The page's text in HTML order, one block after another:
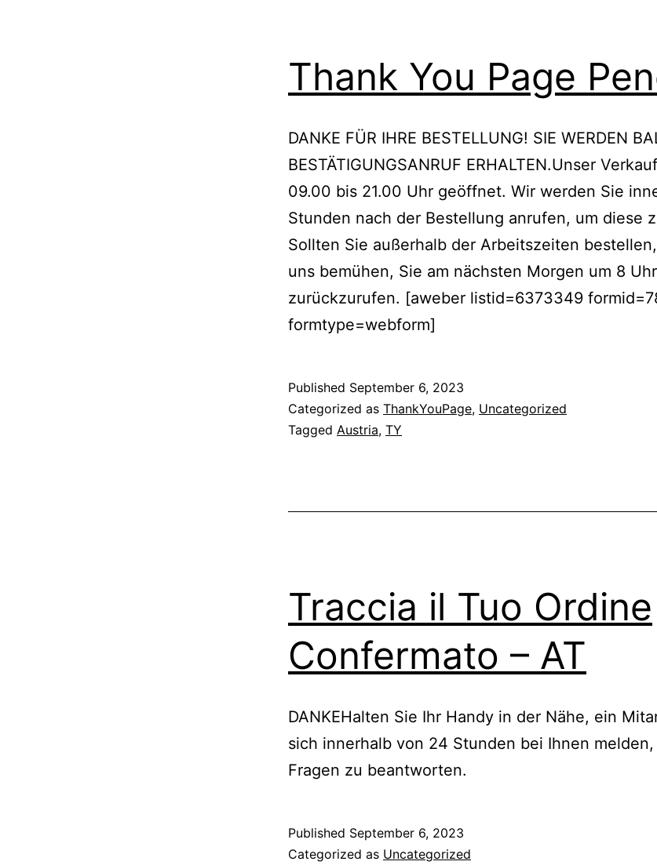
Thank You Page
DANKE FÜR IHRE BESTELLUNG! SIE WERDEN
BESTÄTIGUNGSANRUF ERHALTEN.Unser
09.00 bis 21.00 Uhr geöffnet. Wir werden Sie
Stunden nach der Bestellung anrufen, um diese
Sollten Sie außerhalb der Arbeitszeiten
uns bemühen, Sie am nächsten Morgen um 8 Uhr
zurückzurufen. [aweber listid=6373349
formtype=webform]
Published September 6, 2023
Categorized as ThankYouPage, Uncategorized
Tagged Austria, TY
Traccia il Tuo Ordine
Confermato – AT
DANKEHalten Sie Ihr Handy in der Nähe, ein
sich innerhalb von 24 Stunden bei Ihnen melden,
Fragen zu beantworten.
Published September 6, 2023
Categorized as Uncategorized